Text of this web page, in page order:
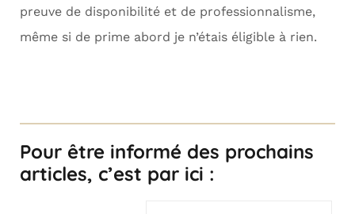
preuve de disponibilité et de professionnalisme,
même si de prime abord je n’étais éligible à rien.
Pour être informé des prochains
articles, c’est par ici :